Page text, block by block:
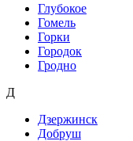
Глубокое
Гомель
Горки
Городок
Гродно
Д
Дзержинск
Добруш